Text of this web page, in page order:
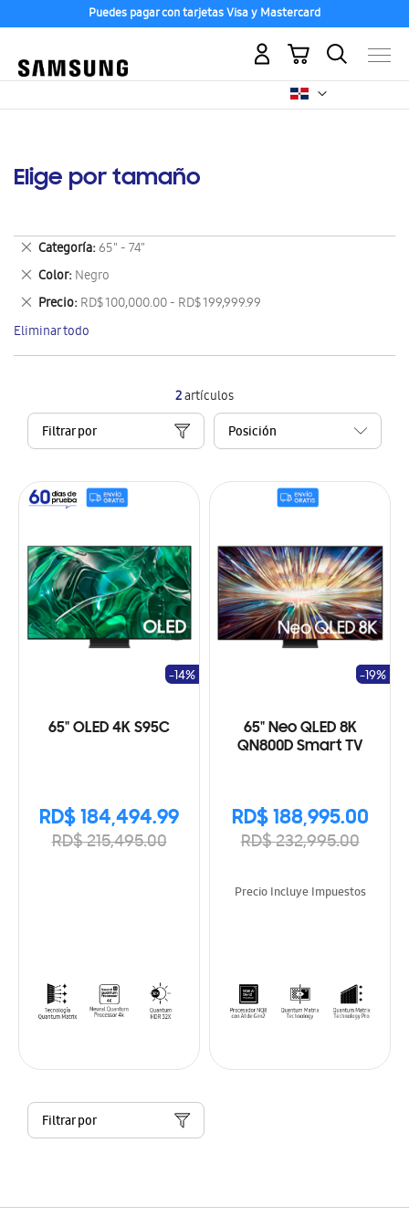
Puedes pagar con tarjetas Visa y Mastercard
Mi carrito
Elige por tamaño
2artículos
Filtrar por
65" OLED 4K S95C
RD$ 184,494.99
RD$ 215,495.00
-14%
65" Neo QLED 8K
QN800D Smart TV
RD$ 188,995.00
RD$ 232,995.00
-19%
Precio Incluye Impuestos
Filtrar por
Categoría 65" - 74"
Eliminar
este
artículo
Color Negro
Eliminar
este
artículo
Precio RD$ 100,000.00 - RD$ 199,999.99
Eliminar
este
artículo
Eliminar todo